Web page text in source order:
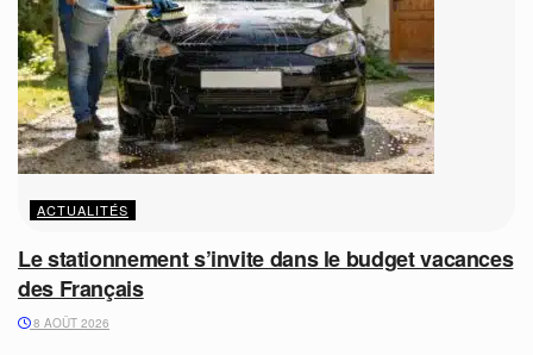
ACTUALITÉS
Le stationnement s’invite dans le budget vacances
des Français
8 AOÛT 2026